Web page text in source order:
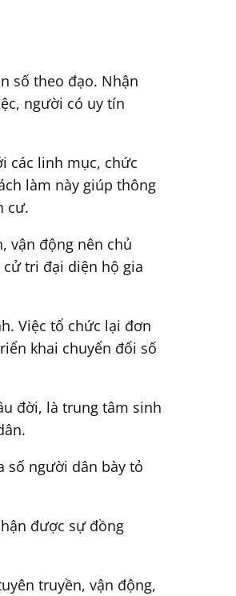
số theo đạo. Nhận
người có uy tín
các linh mục, chức
làm này giúp thông
cư.
vận động nên chủ
tri đại diện hộ gia
Việc tổ chức lại đơn
khai chuyển đổi số
đời, là trung tâm sinh
số người dân bày tỏ
được sự đồng
truyền, vận động,